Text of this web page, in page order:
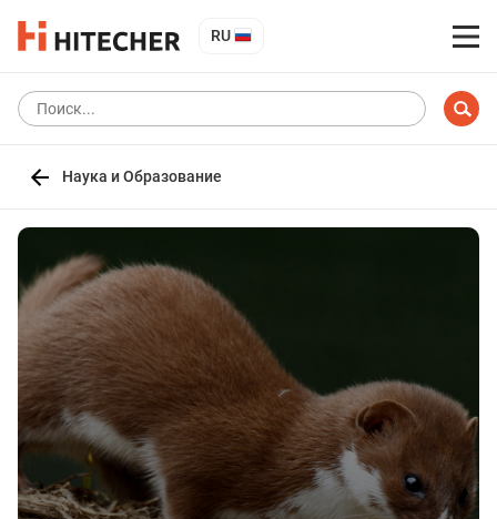
RU
Наука и Образование